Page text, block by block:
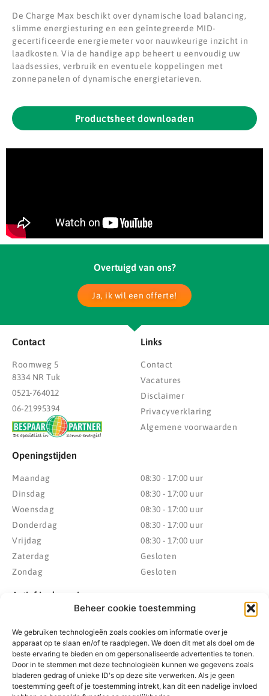
Beheer cookie toestemming
We gebruiken technologieën zoals cookies om informatie over je
apparaat op te slaan en/of te raadplegen. We doen dit met als doel om de
beste ervaring te bieden en om gepersonaliseerde advertenties te tonen.
Door in te stemmen met deze technologieën kunnen we gegevens zoals
bladeren gedrag of unieke ID's op deze site verwerken. Als je geen
toestemming geeft of je toestemming intrekt, kan dit een nadelige invloed
De Charge Max beschikt over dynamische load balancing,
slimme energiesturing en een geïntegreerde MID-
gecertificeerde energiemeter voor nauwkeurige inzicht in
laadkosten. Via de handige app beheert u eenvoudig uw
laadsessies, verbruik en eventuele koppelingen met
zonnepanelen of dynamische energietarieven.
Productsheet downloaden
Overtuigd van ons?
Ja, ik wil een offerte!
Contact
Roomweg 5
8334 NR Tuk
0521-764012
06-21995394
Links
Contact
Vacatures
Disclaimer
Privacyverklaring
Algemene voorwaarden
Openingstijden
Maandag
Dinsdag
Woensdag
Donderdag
Vrijdag
Zaterdag
Zondag
08:30 - 17:00 uur
08:30 - 17:00 uur
08:30 - 17:00 uur
08:30 - 17:00 uur
08:30 - 17:00 uur
Gesloten
Gesloten
Actief in de regio
Gemeente Hoogeveen
Gemeente Meppel
Gemeente Midden-Drenthe
Gemeente Noordenveld
Gemeente De Wolden
Zwolle
Heerenveen
Kampen